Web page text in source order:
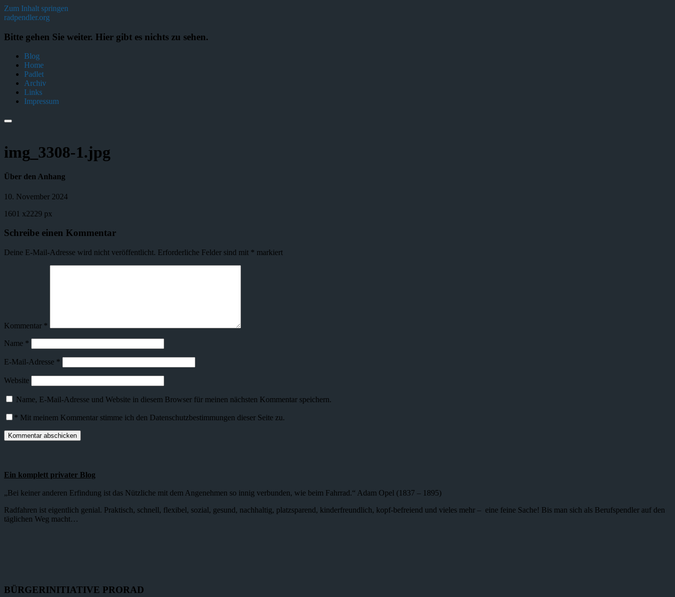
Zum Inhalt springen
radpendler.org
Bitte gehen Sie weiter. Hier gibt es nichts zu sehen.
Blog
Home
Padlet
Archiv
Links
Impressum
img_3308-1.jpg
Über den Anhang
10. November 2024
1601 x2229 px
Schreibe einen Kommentar
Deine E-Mail-Adresse wird nicht veröffentlicht. Erforderliche Felder sind mit * markiert
Kommentar *
Name *
E-Mail-Adresse *
Website
Name, E-Mail-Adresse und Website in diesem Browser für meinen nächsten Kommentar speichern.
* Mit meinem Kommentar stimme ich den Datenschutzbestimmungen dieser Seite zu.
Ein komplett privater Blog
„Bei keiner anderen Erfindung ist das Nützliche mit dem Angenehmen so innig verbunden, wie beim Fahrrad.“ Adam Opel (1837 – 1895)
Radfahren ist eigentlich genial. Praktisch, schnell, flexibel, sozial, gesund, nachhaltig, platzsparend, kinderfreundlich, kopf-befreiend und vieles mehr – eine feine Sache! Bis man sich als Berufspendler auf den
täglichen Weg macht…
BÜRGERINITIATIVE PRORAD